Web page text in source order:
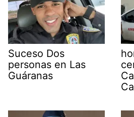
Suceso Dos
personas en Las
Guáranas